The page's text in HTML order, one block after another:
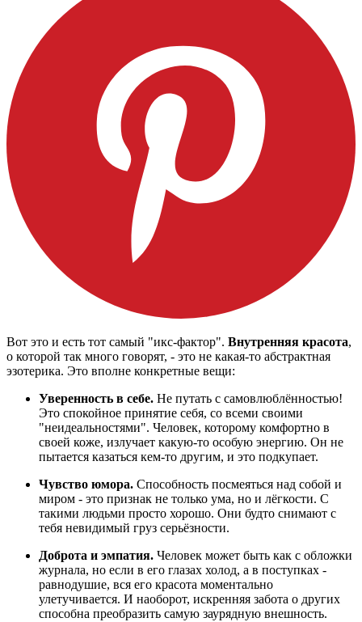
Вот это и есть тот самый "икс-фактор". Внутренняя красота,
о которой так много говорят, - это не какая-то абстрактная
эзотерика. Это вполне конкретные вещи:
Уверенность в себе. Не путать с самовлюблённостью!
Это спокойное принятие себя, со всеми своими
"неидеальностями". Человек, которому комфортно в
своей коже, излучает какую-то особую энергию. Он не
пытается казаться кем-то другим, и это подкупает.
Чувство юмора. Способность посмеяться над собой и
миром - это признак не только ума, но и лёгкости. С
такими людьми просто хорошо. Они будто снимают с
тебя невидимый груз серьёзности.
Доброта и эмпатия. Человек может быть как с обложки
журнала, но если в его глазах холод, а в поступках -
равнодушие, вся его красота моментально
улетучивается. И наоборот, искренняя забота о других
способна преобразить самую заурядную внешность.